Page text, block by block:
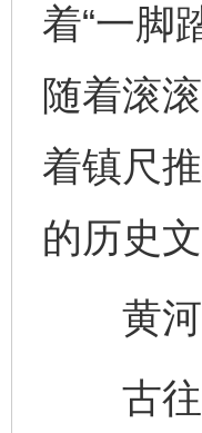
着“一脚
随着滚
着镇尺
的历史文
黄河
古往